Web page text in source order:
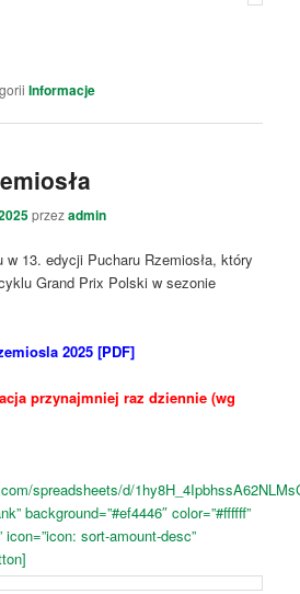
Informacje
przezadmin
w 13. edycji Pucharu Rzemiosła, który
Grand Prix Polski w sezonie
2025 [PDF]
przynajmniej raz dziennie (wg
spreadsheets/d/
background=”#ef4446″ color=”#ffffff”
icon=”icon: sort-amount-desc”